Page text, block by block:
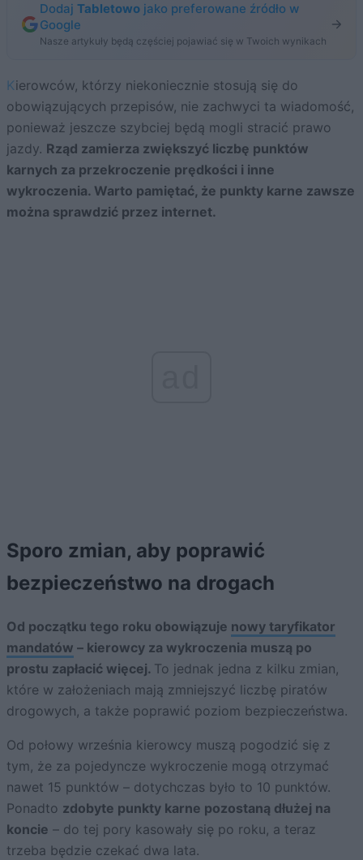
Dodaj Tabletowo jako preferowane źródło w
Google
Nasze artykuły będą częściej pojawiać się w Twoich wynikach
Kierowców, którzy niekoniecznie stosują się do
obowiązujących przepisów, nie zachwyci ta wiadomość,
ponieważ jeszcze szybciej będą mogli stracić prawo
jazdy. Rząd zamierza zwiększyć liczbę punktów
karnych za przekroczenie prędkości i inne
wykroczenia. Warto pamiętać, że punkty karne zawsze
można sprawdzić przez internet.
Sporo zmian, aby poprawić
bezpieczeństwo na drogach
Od początku tego roku obowiązuje nowy taryfikator
mandatów – kierowcy za wykroczenia muszą po
prostu zapłacić więcej. To jednak jedna z kilku zmian,
które w założeniach mają zmniejszyć liczbę piratów
drogowych, a także poprawić poziom bezpieczeństwa.
Od połowy września kierowcy muszą pogodzić się z
tym, że za pojedyncze wykroczenie mogą otrzymać
nawet 15 punktów – dotychczas było to 10 punktów.
Ponadto zdobyte punkty karne pozostaną dłużej na
koncie – do tej pory kasowały się po roku, a teraz
trzeba będzie czekać dwa lata.